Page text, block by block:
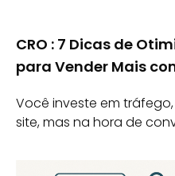
CRO : 7 Dicas de
para Vender Mais
Você investe em
site, mas na hora de